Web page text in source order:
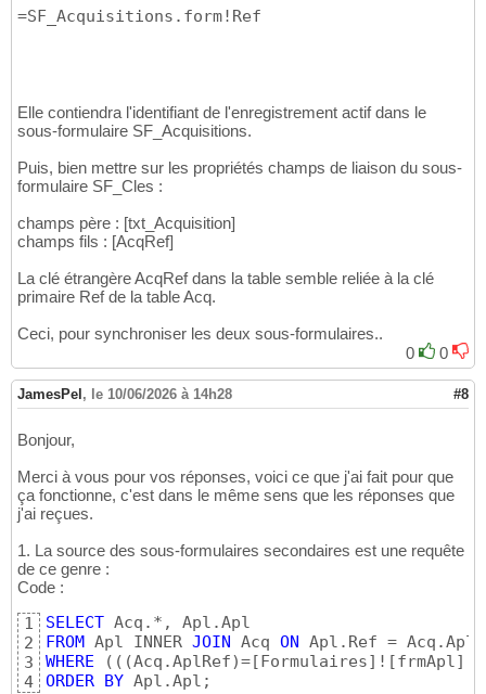
=SF_Acquisitions.form!Ref
Elle contiendra l'identifiant de l'enregistrement actif dans le
sous-formulaire SF_Acquisitions.
Puis, bien mettre sur les propriétés champs de liaison du sous-
formulaire SF_Cles :
champs père : [txt_Acquisition]
champs fils : [AcqRef]
La clé étrangère AcqRef dans la table semble reliée à la clé
primaire Ref de la table Acq.
Ceci, pour synchroniser les deux sous-formulaires..
0
0
JamesPel , le 10/06/2026 à 14h28 #8
Bonjour,
Merci à vous pour vos réponses, voici ce que j'ai fait pour que
ça fonctionne, c'est dans le même sens que les réponses que
j'ai reçues.
1. La source des sous-formulaires secondaires est une requête
de ce genre :
Code :
1
2
3
4
SELECT
FROM
Apl INNER JOIN Acq ON
WHERE
( ( (Acq.AplRef)= [ Formulaires] ! [frmApl]
ORDER
BY Apl.Apl;